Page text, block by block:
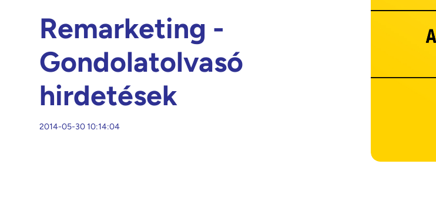
Remarketing -
Gondolatolvasó
hirdetések
2014-05-30 10:14:04